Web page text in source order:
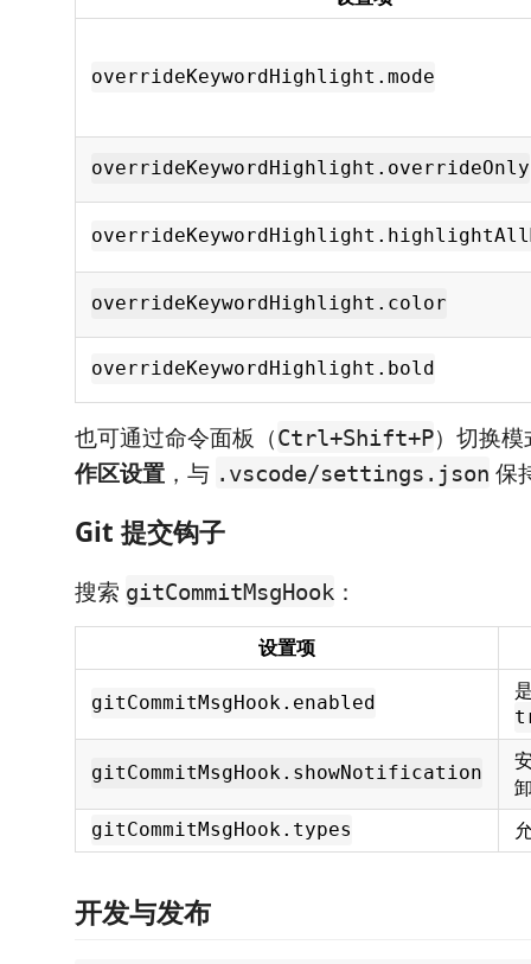
overrideKeywordHighlight.mode
overrideKeywordHighlight.overrideOnly
overrideKeywordHighlight.color
overrideKeywordHighlight.bold
也可通过命令面板（Ctrl+Shift+P）切换
作区设置 ，与 .vscode/settings.json 保
Git 提交钩子
搜索 gitCommitMsgHook ：
设置项
gitCommitMsgHook.enabled
gitCommitMsgHook.showNotification
gitCommitMsgHook.types
开发与发布